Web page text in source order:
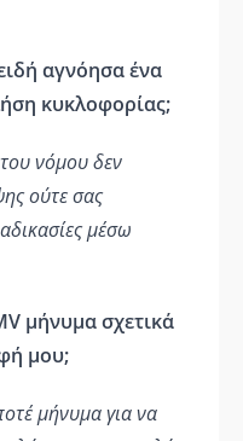
αγνόησα ένα
κυκλοφορίας;
νόμου δεν
ούτε σας
μέσω
μήνυμα σχετικά
μου;
μήνυμα για να